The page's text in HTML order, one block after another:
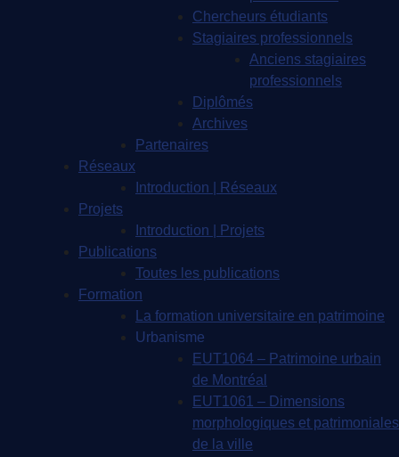
Chercheurs étudiants
Stagiaires professionnels
Anciens stagiaires
professionnels
Diplômés
Archives
Partenaires
Réseaux
Introduction | Réseaux
Projets
Introduction | Projets
Publications
Toutes les publications
Formation
La formation universitaire en patrimoine
Urbanisme
EUT1064 – Patrimoine urbain
de Montréal
EUT1061 – Dimensions
morphologiques et patrimoniales
de la ville